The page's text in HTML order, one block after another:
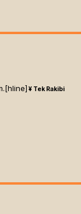
¥ Tek Rakibi